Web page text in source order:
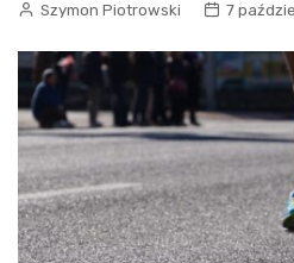
Szymon Piotrowski 7